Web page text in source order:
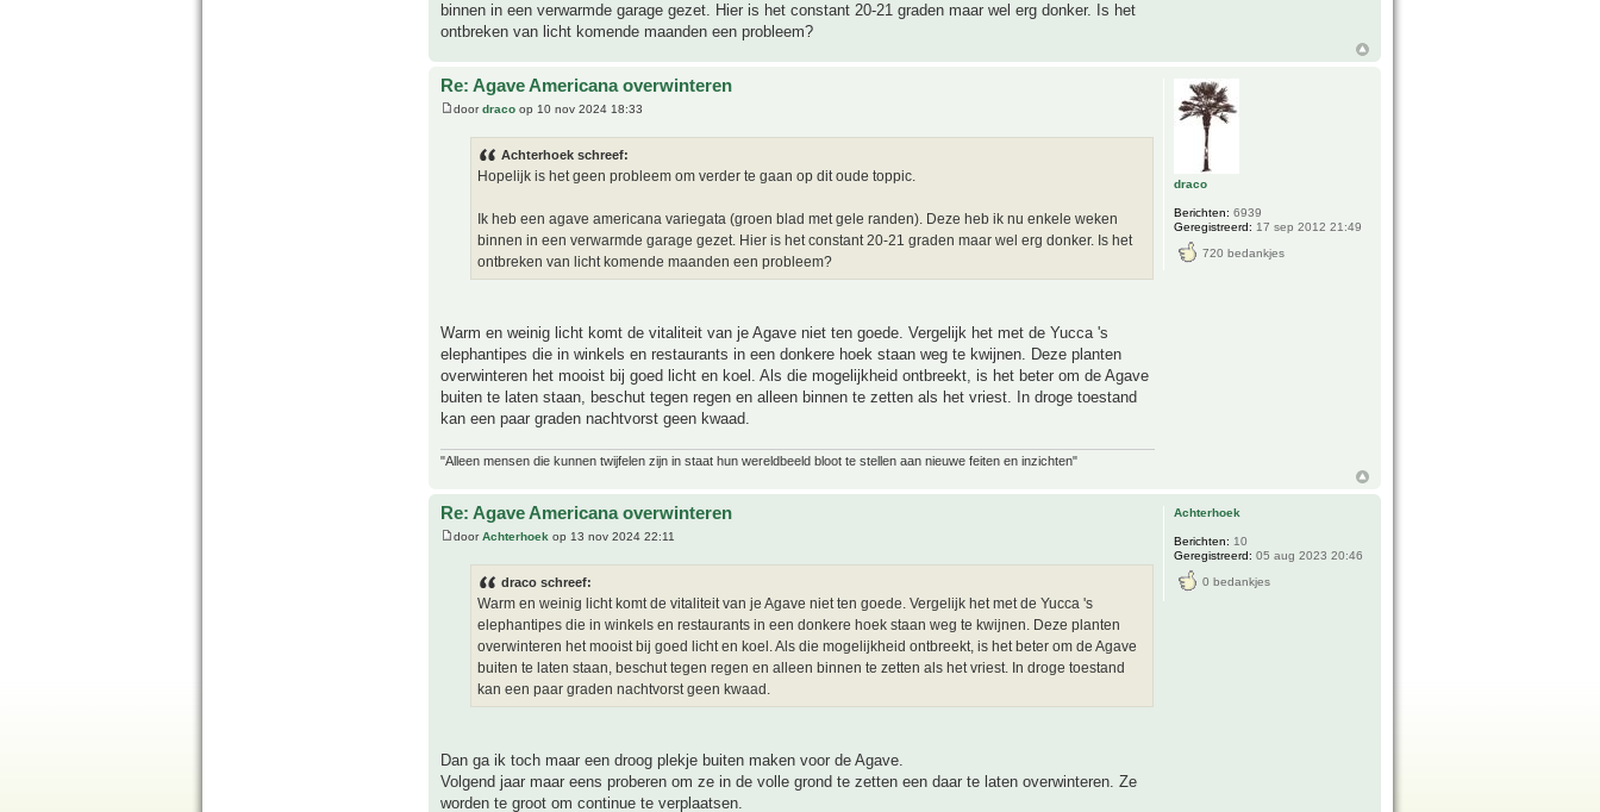
binnen in een verwarmde garage gezet. Hier is het constant 20-21 graden maar wel erg donker. Is het
ontbreken van licht komende maanden een probleem?
Re: Agave Americana overwinteren
doordraco op 10 nov 2024 18:33
Achterhoek schreef:
Hopelijk is het geen probleem om verder te gaan op dit oude toppic.
Ik heb een agave americana variegata (groen blad met gele randen). Deze heb ik nu enkele weken
binnen in een verwarmde garage gezet. Hier is het constant 20-21 graden maar wel erg donker. Is het
ontbreken van licht komende maanden een probleem?
Warm en weinig licht komt de vitaliteit van je Agave niet ten goede. Vergelijk het met de Yucca 's
elephantipes die in winkels en restaurants in een donkere hoek staan weg te kwijnen. Deze planten
overwinteren het mooist bij goed licht en koel. Als die mogelijkheid ontbreekt, is het beter om de Agave
buiten te laten staan, beschut tegen regen en alleen binnen te zetten als het vriest. In droge toestand
kan een paar graden nachtvorst geen kwaad.
"Alleen mensen die kunnen twijfelen zijn in staat hun wereldbeeld bloot te stellen aan nieuwe feiten en inzichten"
draco
Berichten: 6939
Geregistreerd: 17 sep 2012 21:49
720 bedankjes
Re: Agave Americana overwinteren
doorAchterhoek op 13 nov 2024 22:11
draco schreef:
Warm en weinig licht komt de vitaliteit van je Agave niet ten goede. Vergelijk het met de Yucca 's
elephantipes die in winkels en restaurants in een donkere hoek staan weg te kwijnen. Deze planten
overwinteren het mooist bij goed licht en koel. Als die mogelijkheid ontbreekt, is het beter om de Agave
buiten te laten staan, beschut tegen regen en alleen binnen te zetten als het vriest. In droge toestand
kan een paar graden nachtvorst geen kwaad.
Dan ga ik toch maar een droog plekje buiten maken voor de Agave.
Volgend jaar maar eens proberen om ze in de volle grond te zetten een daar te laten overwinteren. Ze
worden te groot om continue te verplaatsen.
Achterhoek
Berichten: 10
Geregistreerd: 05 aug 2023 20:46
0 bedankjes